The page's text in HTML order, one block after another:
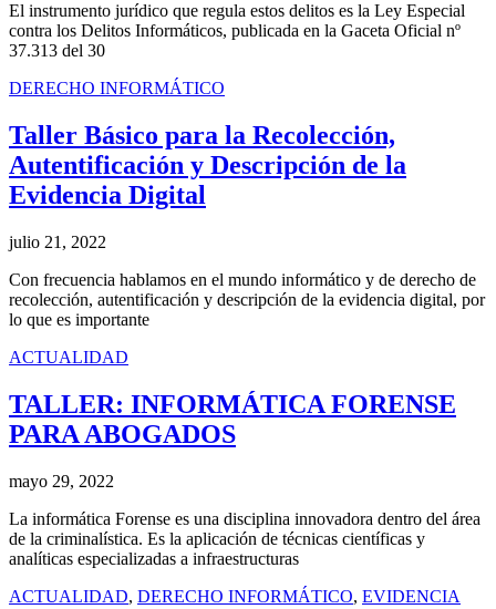
El instrumento jurídico que regula estos delitos es la Ley Especial
contra los Delitos Informáticos, publicada en la Gaceta Oficial nº
37.313 del 30
DERECHO INFORMÁTICO
Taller Básico para la Recolección,
Autentificación y Descripción de la
Evidencia Digital
julio 21, 2022
Con frecuencia hablamos en el mundo informático y de derecho de
recolección, autentificación y descripción de la evidencia digital, por
lo que es importante
ACTUALIDAD
TALLER: INFORMÁTICA FORENSE
PARA ABOGADOS
mayo 29, 2022
La informática Forense es una disciplina innovadora dentro del área
de la criminalística. Es la aplicación de técnicas científicas y
analíticas especializadas a infraestructuras
ACTUALIDAD, DERECHO INFORMÁTICO, EVIDENCIA